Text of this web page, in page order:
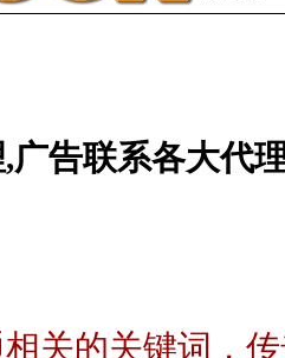
,广告联系各大代
相关的关键词，